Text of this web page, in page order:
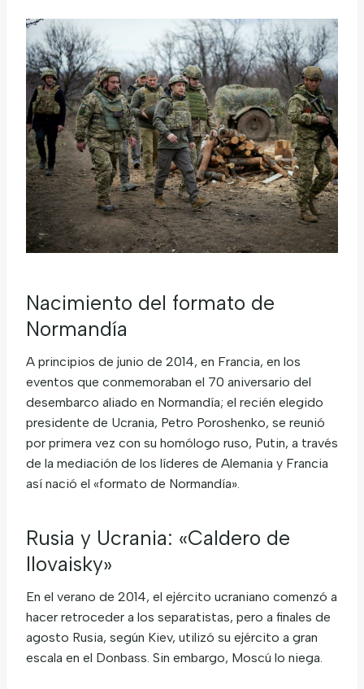
Nacimiento del formato de
Normandía
A principios de junio de 2014, en Francia, en los
eventos que conmemoraban el 70 aniversario del
desembarco aliado en Normandía; el recién elegido
presidente de Ucrania, Petro Poroshenko, se reunió
por primera vez con su homólogo ruso, Putin, a través
de la mediación de los líderes de Alemania y Francia
así nació el «formato de Normandía».
Rusia y Ucrania: «Caldero de
Ilovaisky»
En el verano de 2014, el ejército ucraniano comenzó a
hacer retroceder a los separatistas, pero a finales de
agosto Rusia, según Kiev, utilizó su ejército a gran
escala en el Donbass. Sin embargo, Moscú lo niega.